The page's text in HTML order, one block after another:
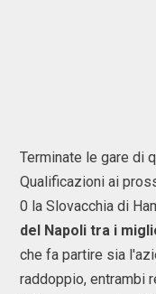
Terminate le gare di
Qualificazioni ai
0 la Slovacchia di
del Napoli tra i
che fa partire sia
raddoppio, entrambi